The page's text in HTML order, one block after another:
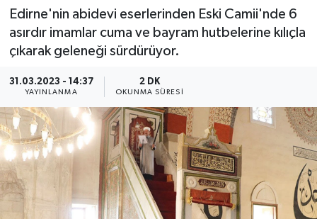
Edirne'nin abidevi eserlerinden Eski Camii'nde 6
asırdır imamlar cuma ve bayram hutbelerine kılıçla
çıkarak geleneği sürdürüyor.
31.03.2023 - 14:37
YAYINLANMA
2 DK
OKUNMA SÜRESI
Aksaray Müftülüğü
Amasya Müftülüğü
Ankara Müftülüğü
Antalya Müftülüğü
Ardahan Müftülüğü
Artvin Müftülüğü
Diyanet Bilgi
Diyanet Takvimi
Dualar
Hadislerle İslam
Kudüs
Kurban
Basında Bugün
DİYANET eKİTAP
Diyanet Dergi
TDV
Hutbeler
DİYANET AKADEMİ
Süper Lig Puan Durumu ve Fikstür
Tüm Manşetler
Son Dakika Haberleri
Haber Arşivi